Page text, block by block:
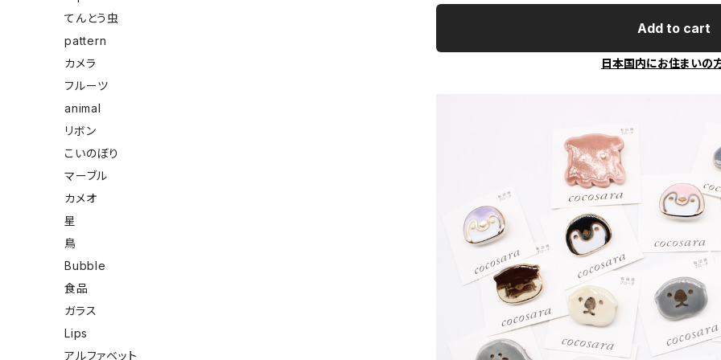
Add to cart
日本国内にお住まいの
てんとう虫
pattern
カメラ
フルーツ
animal
リボン
こいのぼり
マーブル
カメオ
星
鳥
Bubble
食品
ガラス
Lips
アルファベット